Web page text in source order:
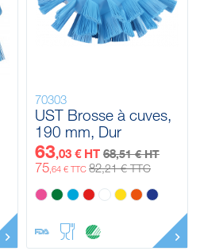
70303
UST Brosse à cuves,
190 mm, Dur
63,03 € HT 68,51 € HT
75,64 € TTC 82,21 € TTC